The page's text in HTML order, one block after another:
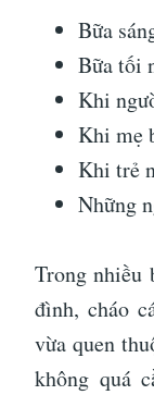
Bữa
Bữa tối
Khi
Khi mẹ
Khi trẻ
Những
Trong
đình, cháo
vừa quen
không quá